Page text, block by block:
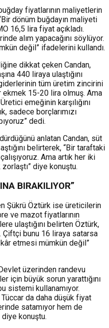
fiyatlarının maliyetlerin
dönüm buğdayın maliyeti
16,5 lira fiyat açıkladı.
alım yapacağını söylüyor.
değil” ifadelerini kullandı.
dikkat çeken Candan,
440 liraya ulaştığını
tüm üretim zincirini
ekmek 15-20 lira olmuş. Ama
emeğinin karşılığını
sadece borçlarımızı
dedi.
anlatan Candan, süt
belirterek, “Bir taraftaki
Ama artık her iki
diye konuştu.
BIRAKILIYOR”
Şükrü Öztürk ise üreticilerin
ve mazot fiyatlarının
ulaştığını belirten Öztürk,
Çiftçi bunu 16 liraya satarsa
etmesi mümkün değil”
üzerinden randevu
için büyük sorun yarattığını
sistemi kullanamıyor.
da daha düşük fiyat
satamıyor hem de
diye konuştu.